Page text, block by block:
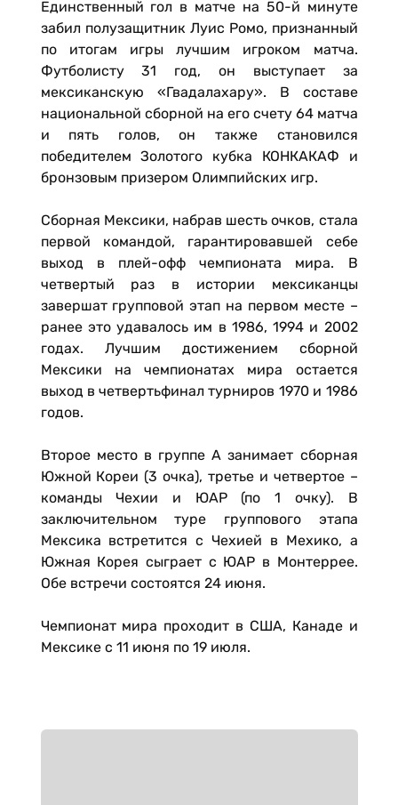
Единственный гол в матче на 50-й минуте
забил полузащитник Луис Ромо, признанный
по итогам игры лучшим игроком матча.
Футболисту 31 год, он выступает за
мексиканскую «Гвадалахару». В составе
национальной сборной на его счету 64 матча
и пять голов, он также становился
победителем Золотого кубка КОНКАКАФ и
бронзовым призером Олимпийских игр.
Сборная Мексики, набрав шесть очков, стала
первой командой, гарантировавшей себе
выход в плей-офф чемпионата мира. В
четвертый раз в истории мексиканцы
завершат групповой этап на первом месте –
ранее это удавалось им в 1986, 1994 и 2002
годах. Лучшим достижением сборной
Мексики на чемпионатах мира остается
выход в четвертьфинал турниров 1970 и 1986
годов.
Второе место в группе A занимает сборная
Южной Кореи (3 очка), третье и четвертое –
команды Чехии и ЮАР (по 1 очку). В
заключительном туре группового этапа
Мексика встретится с Чехией в Мехико, а
Южная Корея сыграет с ЮАР в Монтеррее.
Обе встречи состоятся 24 июня.
Чемпионат мира проходит в США, Канаде и
Мексике с 11 июня по 19 июля.